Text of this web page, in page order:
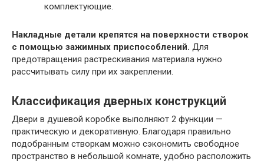
комплектующие.
Накладные детали крепятся на поверхности створок
с помощью зажимных приспособлений. Для
предотвращения растрескивания материала нужно
рассчитывать силу при их закреплении.
Классификация дверных конструкций
Двери в душевой коробке выполняют 2 функции —
практическую и декоративную. Благодаря правильно
подобранным створкам можно сэкономить свободное
пространство в небольшой комнате, удобно расположить